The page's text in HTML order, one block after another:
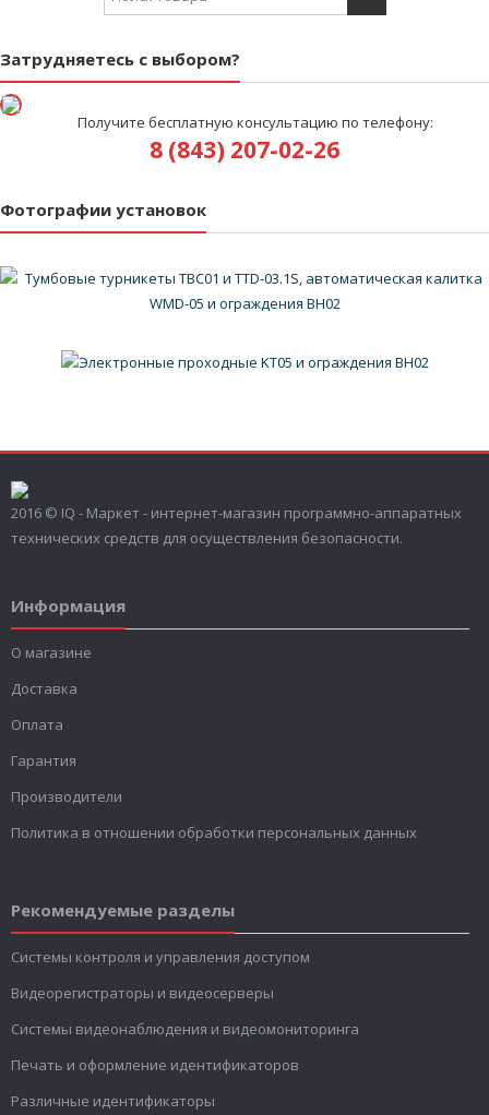
Затрудняетесь с выбором?
Получите бесплатную консультацию по телефону:
8 (843) 207-02-26
Фотографии установок
2016 © IQ - Маркет - интернет-магазин программно-аппаратных
технических средств для осуществления безопасности.
Информация
О магазине
Доставка
Оплата
Гарантия
Производители
Политика в отношении обработки персональных данных
Рекомендуемые разделы
Системы контроля и управления доступом
Видеорегистраторы и видеосерверы
Системы видеонаблюдения и видеомониторинга
Печать и оформление идентификаторов
Различные идентификаторы